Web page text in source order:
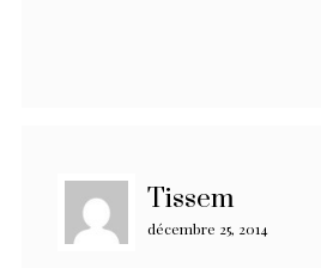
Tissem
décembre 25, 2014